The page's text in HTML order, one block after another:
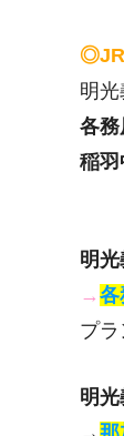
◎JR
明
各務
稲羽
明
→ 各
プラ
明